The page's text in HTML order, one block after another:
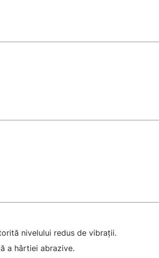
nivelului redus de vibrații.
a hârtiei abrazive.